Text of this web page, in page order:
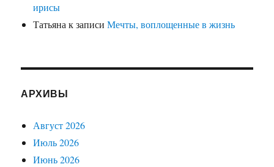
ирисы
Татьянак записиМечты, воплощенные в жизнь
АРХИВЫ
Август 2026
Июль 2026
Июнь 2026